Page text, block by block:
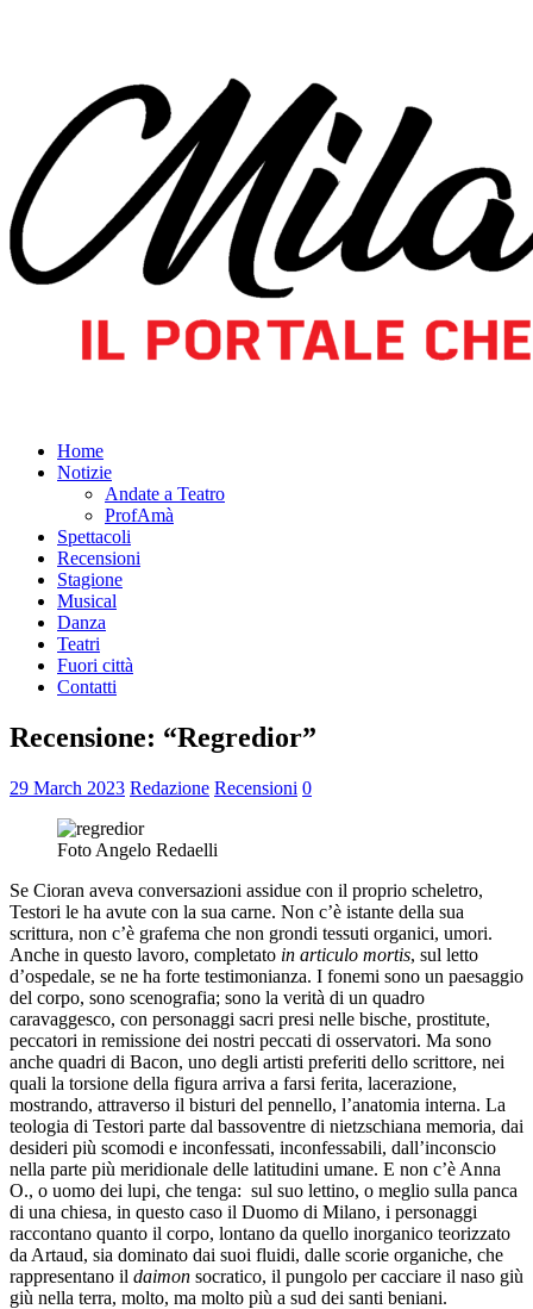
Home
Notizie
Andate a Teatro
ProfAmà
Spettacoli
Recensioni
Stagione
Musical
Danza
Teatri
Fuori città
Contatti
Recensione: “Regredior”
29 March 2023 Redazione Recensioni 0
Foto Angelo Redaelli
Se Cioran aveva conversazioni assidue con il proprio scheletro,
Testori le ha avute con la sua carne. Non c’è istante della sua
scrittura, non c’è grafema che non grondi tessuti organici, umori.
Anche in questo lavoro, completato in articulo mortis, sul letto
d’ospedale, se ne ha forte testimonianza. I fonemi sono un paesaggio
del corpo, sono scenografia; sono la verità di un quadro
caravaggesco, con personaggi sacri presi nelle bische, prostitute,
peccatori in remissione dei nostri peccati di osservatori. Ma sono
anche quadri di Bacon, uno degli artisti preferiti dello scrittore, nei
quali la torsione della figura arriva a farsi ferita, lacerazione,
mostrando, attraverso il bisturi del pennello, l’anatomia interna. La
teologia di Testori parte dal bassoventre di nietzschiana memoria, dai
desideri più scomodi e inconfessati, inconfessabili, dall’inconscio
nella parte più meridionale delle latitudini umane. E non c’è Anna
O., o uomo dei lupi, che tenga: sul suo lettino, o meglio sulla panca
di una chiesa, in questo caso il Duomo di Milano, i personaggi
raccontano quanto il corpo, lontano da quello inorganico teorizzato
da Artaud, sia dominato dai suoi fluidi, dalle scorie organiche, che
rappresentano il daimon socratico, il pungolo per cacciare il naso giù
giù nella terra, molto, ma molto più a sud dei santi beniani.